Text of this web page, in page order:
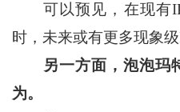
可以预见，在现有IP
时，未来或有更多现象级
另一方面，泡泡玛
为。